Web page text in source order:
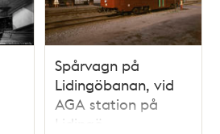
Spårvagn på
Lidingöbanan, vid
AGA station på
Lidingö